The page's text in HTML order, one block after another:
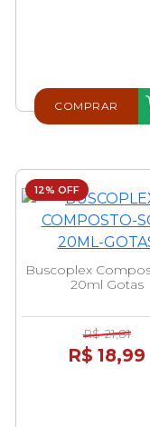
COMPRAR
12% OFF
Buscoplex
20ml Gotas
R$ 21,81
R$ 18,99